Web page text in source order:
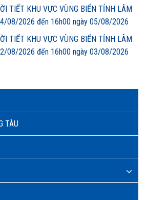
TÀU
TIẾT KHU VỰC VÙNG BIỂN TỈNH LÂM
08/2026 đến 16h00 ngày 05/08/2026
TIẾT KHU VỰC VÙNG BIỂN TỈNH LÂM
08/2026 đến 16h00 ngày 03/08/2026